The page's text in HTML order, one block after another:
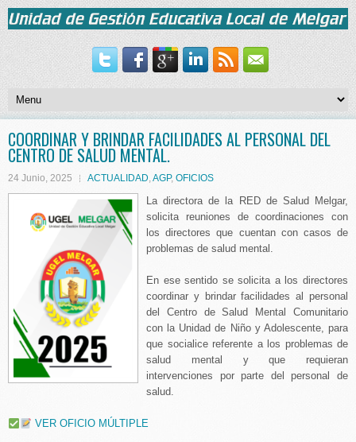
COORDINAR Y BRINDAR FACILIDADES AL PERSONAL DEL
CENTRO DE SALUD MENTAL.
24 Junio, 2025 ACTUALIDAD,AGP, OFICIOS
La directora de la RED de Salud Melgar,
solicita reuniones de coordinaciones con
los directores que cuentan con casos de
problemas de salud mental.
En ese sentido se solicita a los directores
coordinar y brindar facilidades al personal
del Centro de Salud Mental Comunitario
con la Unidad de Niño y Adolescente, para
que socialice referente a los problemas de
salud mental y que requieran
intervenciones por parte del personal de
salud.
VER OFICIO MÚLTIPLE